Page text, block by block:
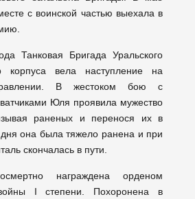
с воинской частью выехала в
Танковая Бригада Уральского
корпуса вела наступление на
В жестоком бою с
Юля проявила мужество
раненых и перенося их в
она была тяжело ранена и при
скончалась в пути.
награждена орденом
I степени. Похоронена в